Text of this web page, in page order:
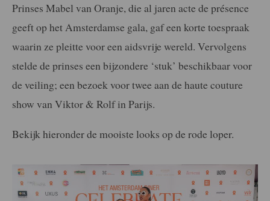
Prinses Mabel van Oranje, die al jaren acte de présence
geeft op het Amsterdamse gala, gaf een korte toespraak
waarin ze pleitte voor een aidsvrije wereld. Vervolgens
stelde de prinses een bijzondere ‘stuk’ beschikbaar voor
de veiling; een bezoek voor twee aan de haute couture
show van Viktor & Rolf in Parijs.
Bekijk hieronder de mooiste looks op de rode loper.